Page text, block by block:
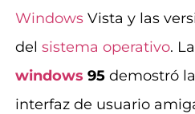
WindowsVista y las
del sistema operativo.
windows 95demostró
interfaz de usuario